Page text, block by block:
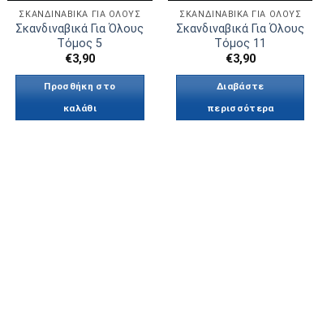
ΣΚΑΝΔΙΝΑΒΙΚΆ ΓΙΑ ΟΛΟΥΣ
Σκανδιναβικά Για Όλους
Τόμος 5
€3,90
Προσθήκη στο
καλάθι
ΣΚΑΝΔΙΝΑΒΙΚΆ ΓΙΑ ΟΛΟΥΣ
Σκανδιναβικά Για Όλους
Τόμος 11
€3,90
Διαβάστε
περισσότερα